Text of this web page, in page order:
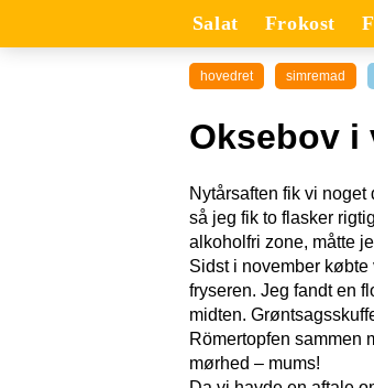
Salat Frokost
hovedret simremad
Oksebov i
Nytårsaften fik vi
så jeg fik to flasker
alkoholfri zone, måtte
Sidst i november
fryseren. Jeg fandt en
midten.
Römertopfen sammen
mørhed – mums!